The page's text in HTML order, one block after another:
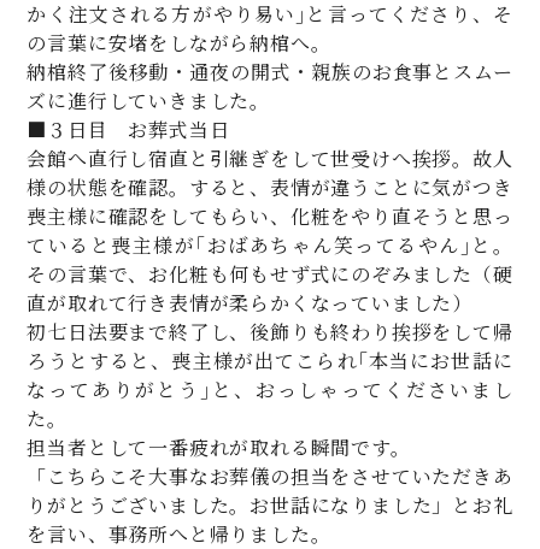
かく注文される方がやり易い｣と言ってくださり、そ
の言葉に安堵をしながら納棺へ。
納棺終了後移動・通夜の開式・親族のお食事とスムー
ズに進行していきました。
■３日目 お葬式当日
会館へ直行し宿直と引継ぎをして世受けへ挨拶。故人
様の状態を確認。すると、表情が違うことに気がつき
喪主様に確認をしてもらい、化粧をやり直そうと思っ
ていると喪主様が｢おばあちゃん笑ってるやん｣と。
その言葉で、お化粧も何もせず式にのぞみました（硬
直が取れて行き表情が柔らかくなっていました）
初七日法要まで終了し、後飾りも終わり挨拶をして帰
ろうとすると、喪主様が出てこられ｢本当にお世話に
なってありがとう｣と、おっしゃってくださいまし
た。
担当者として一番疲れが取れる瞬間です。
「こちらこそ大事なお葬儀の担当をさせていただきあ
りがとうございました。お世話になりました」とお礼
を言い、事務所へと帰りました。